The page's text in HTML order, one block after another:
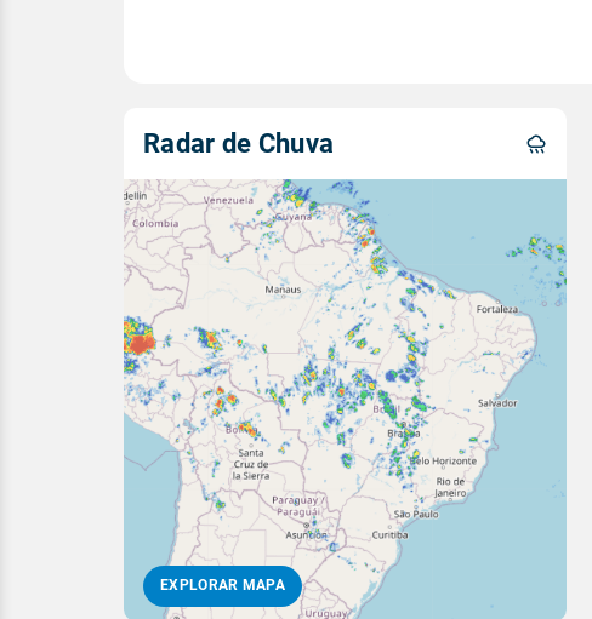
Radar de Chuva
EXPLORAR MAPA